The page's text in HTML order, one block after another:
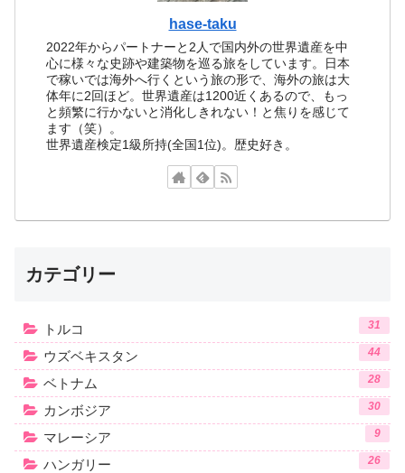
hase-taku
2022年からパートナーと2人で国内外の世界遺産を中
心に様々な史跡や建築物を巡る旅をしています。日本
で稼いでは海外へ行くという旅の形で、海外の旅は大
体年に2回ほど。世界遺産は1200近くあるので、もっ
と頻繁に行かないと消化しきれない！と焦りを感じて
ます（笑）。
世界遺産検定1級所持(全国1位)。歴史好き。
カテゴリー
トルコ 31
ウズベキスタン 44
ベトナム 28
カンボジア 30
マレーシア 9
ハンガリー 26